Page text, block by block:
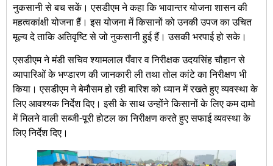
नुकसानी से बच सकें। एसडीएम ने कहा कि भावान्तर योजना शासन की
महत्वकांक्षी योजना हैं। इस योजना में किसानों को उनकी उपज का उचित
मूल्य दे ताकि अतिवृष्टि से जो नुकसानी हुई हैं। उसकी भरपाई हो सके।
एसडीएम ने मंडी सचिव श्यामलाल पँवार व निरीक्षक उदयसिंह चौहान से
व्यापारिओं के भण्डारण की जानकारी ली तथा तोल कांटे का निरीक्षण भी
किया। एसडीएम ने बेमौसम हो रही बारिश को ध्यान में रखते हुए व्यवस्था के
लिए आवश्यक निर्देश दिए। इसी के साथ उन्होंने किसानों के लिए कम दामो
में मिलने वाली सब्जी-पूरी होटल का निरीक्षण करते हुए सफाई व्यवस्था के
लिए निर्देश दिए।